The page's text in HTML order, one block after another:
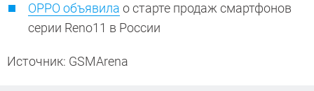
OPPO объявила о старте продаж смартфонов
серии Reno11 в России
Источник: GSMArena